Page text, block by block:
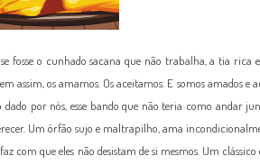
fosse o cunhado sacana que não trabalha, a tia rica
os amamos. Os aceitamos. E somos amados e
por nós, esse bando que não teria como andar
Um órfão sujo e maltrapilho, ama
com que eles não desistam de si mesmos. Um